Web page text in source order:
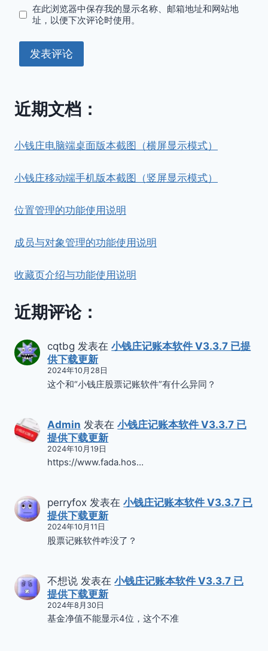
在此浏览器中保存我的显示名称、邮箱地址和网站地
址，以便下次评论时使用。
近期文档：
小钱庄电脑端桌面版本截图（横屏显示模式）
小钱庄移动端手机版本截图（竖屏显示模式）
位置管理的功能使用说明
成员与对象管理的功能使用说明
收藏页介绍与功能使用说明
近期评论：
cqtbg 发表在小钱庄记账本软件 V3.3.7 已提
供下载更新
2024年10月28日
这个和“小钱庄股票记账软件”有什么异同？
Admin 发表在小钱庄记账本软件 V3.3.7 已
提供下载更新
2024年10月19日
https://www.fada.hos…
perryfox 发表在小钱庄记账本软件 V3.3.7 已
提供下载更新
2024年10月11日
股票记账软件咋没了？
不想说 发表在小钱庄记账本软件 V3.3.7 已
提供下载更新
2024年8月30日
基金净值不能显示4位，这个不准